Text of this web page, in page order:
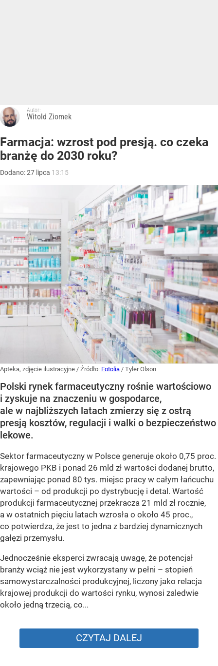
Autor:
Witold Ziomek
Farmacja: wzrost pod presją. co czeka
branżę do 2030 roku?
Dodano:27 lipca 13:15
Apteka, zdjęcie ilustracyjne / Źródło: Fotolia / Tyler Olson
Polski rynek farmaceutyczny rośnie wartościowo
i zyskuje na znaczeniu w gospodarce,
ale w najbliższych latach zmierzy się z ostrą
presją kosztów, regulacji i walki o bezpieczeństwo
lekowe.
Sektor farmaceutyczny w Polsce generuje około 0,75 proc.
krajowego PKB i ponad 26 mld zł wartości dodanej brutto,
zapewniając ponad 80 tys. miejsc pracy w całym łańcuchu
wartości – od produkcji po dystrybucję i detal. Wartość
produkcji farmaceutycznej przekracza 21 mld zł rocznie,
a w ostatnich pięciu latach wzrosła o około 45 proc.,
co potwierdza, że jest to jedna z bardziej dynamicznych
gałęzi przemysłu.
Jednocześnie eksperci zwracają uwagę, że potencjał
branży wciąż nie jest wykorzystany w pełni – stopień
samowystarczalności produkcyjnej, liczony jako relacja
krajowej produkcji do wartości rynku, wynosi zaledwie
około jedną trzecią, co...
CZYTAJ DALEJ